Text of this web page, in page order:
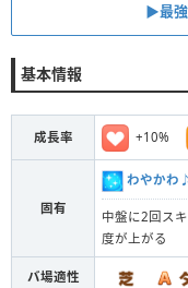
▶︎最強
基本情報
成長率 +10%
固有
わやかわ
中盤に2回ス
度が上がる
バ場適性